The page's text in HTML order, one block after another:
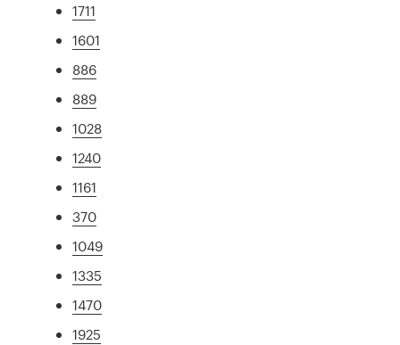
1711
1601
886
889
1028
1240
1161
370
1049
1335
1470
1925